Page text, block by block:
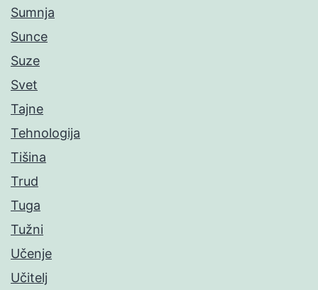
Sumnja
Sunce
Suze
Svet
Tajne
Tehnologija
Tišina
Trud
Tuga
Tužni
Učenje
Učitelj